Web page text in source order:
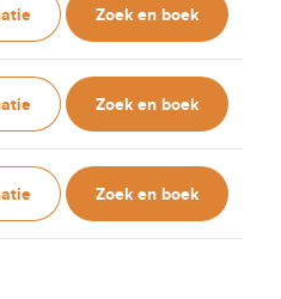
Zoek en boek
Zoek en boek
Zoek en boek